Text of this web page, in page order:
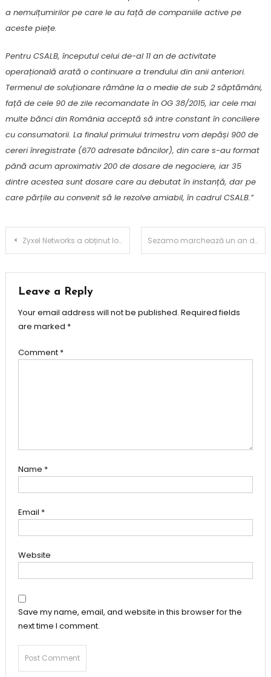
a nemulțumirilor pe care le au față de companiile active pe
aceste piețe.
Pentru CSALB, începutul celui de-al 11 an de activitate
operațională arată o continuare a trendului din anii anteriori.
Termenul de soluționare rămâne la o medie de sub 2 săptămâni,
față de cele 90 de zile recomandate în OG 38/2015, iar cele mai
multe bănci din România acceptă să intre constant în conciliere
cu consumatorii. La finalul primului trimestru vom depăși 900 de
cereri înregistrate (670 adresate băncilor), din care s-au format
până acum aproximativ 200 de dosare de negociere, iar 35
dintre acestea sunt dosare care au debutat în instanță, dar pe
care părțile au convenit să le rezolve amiabil, în cadrul CSALB.”
Post
Zyxel Networks a obținut locul întâi în clasamentul pentru firewall-uri și VPN-uri în cel mai recent sondaj de securitate realizat de Techconsult Sezamo marchează un an de la introducerea produselor Marks & Spencer Food: 1 din 10 coșuri de cumpărături conține cel puțin un produs din această gamă
Leave a Reply
Your email address will not be published. Required fields
are marked *
Comment *
Name *
Email *
Website
Save my name, email, and website in this browser for the
next time I comment.